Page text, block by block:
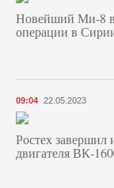
Новейший Ми-8
операции в
09:04 22.05.2023
Ростех завершил
двигателя ВК-